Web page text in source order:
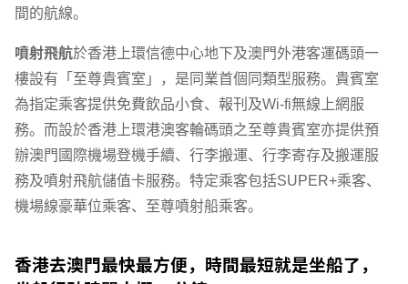
間的航線。
噴射飛航於香港上環信德中心地下及澳門外港客運碼頭一
樓設有「至尊貴賓室」，是同業首個同類型服務。貴賓室
為指定乘客提供免費飲品小食、報刊及Wi-fi無線上網服
務。而設於香港上環港澳客輪碼頭之至尊貴賓室亦提供預
辦澳門國際機場登機手續、行李搬運、行李寄存及搬運服
務及噴射飛航儲值卡服務。特定乘客包括SUPER+乘客、
機場線豪華位乘客、至尊噴射船乘客。
香港去澳門最快最方便，時間最短就是坐船了，